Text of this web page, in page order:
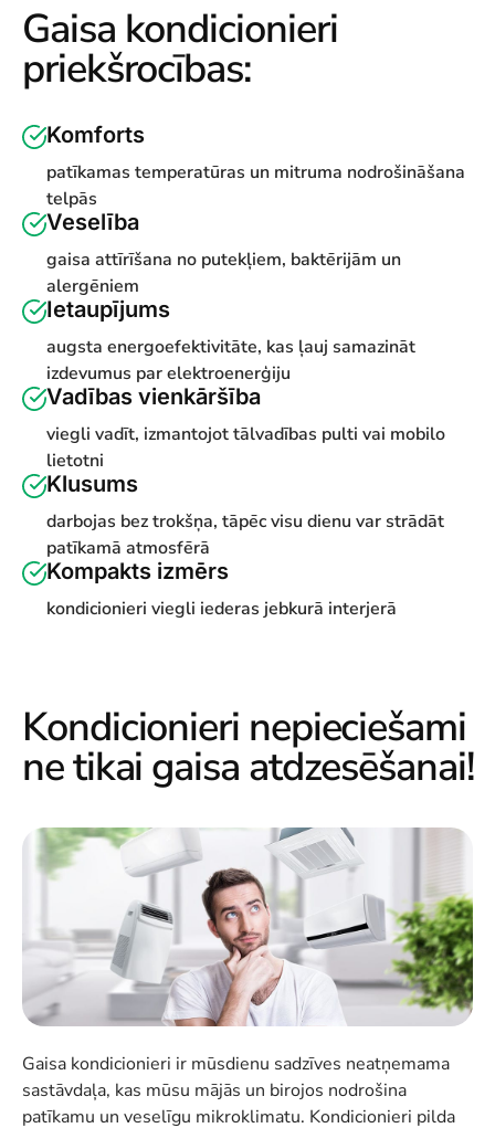
Gaisa kondicionieri
priekšrocības:
Komforts
patīkamas temperatūras un mitruma nodrošināšana
telpās
Veselība
gaisa attīrīšana no putekļiem, baktērijām un
alergēniem
Ietaupījums
augsta energoefektivitāte, kas ļauj samazināt
izdevumus par elektroenerģiju
Vadības vienkāršība
viegli vadīt, izmantojot tālvadības pulti vai mobilo
lietotni
Klusums
darbojas bez trokšņa, tāpēc visu dienu var strādāt
patīkamā atmosfērā
Kompakts izmērs
kondicionieri viegli iederas jebkurā interjerā
Kondicionieri nepieciešami
ne tikai gaisa atdzesēšanai!
Gaisa kondicionieri ir mūsdienu sadzīves neatņemama
sastāvdaļa, kas mūsu mājās un birojos nodrošina
patīkamu un veselīgu mikroklimatu. Kondicionieri pilda